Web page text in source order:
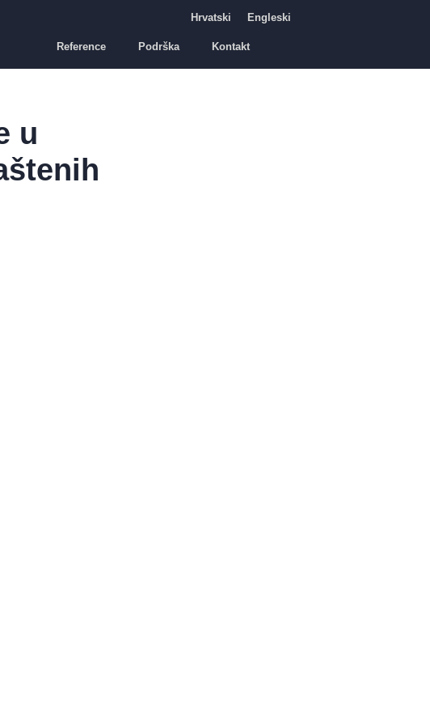
Hrvatski Engleski
Reference Podrška Kontakt
u